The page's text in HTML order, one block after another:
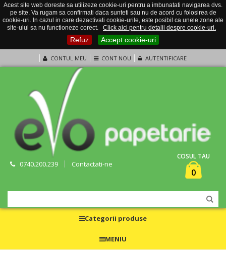
Acest site web doreste sa utilizeze cookie-uri pentru a imbunatati navigarea dvs.
pe site. Va rugam sa confirmati daca sunteti sau nu de acord cu folosirea de
cookie-uri. In cazul in care dezactivati cookie-urile, este posibil ca unele zone ale
site-ului sa nu functioneze corect.
Click aici pentru detalii despre cookie-uri.
Refuz Accept cookie-uri
CONTUL MEU CONT NOU AUTENTIFICARE
0740.200.239 Contactati-ne
COSUL TAU
0
Categorii produse
MENIU